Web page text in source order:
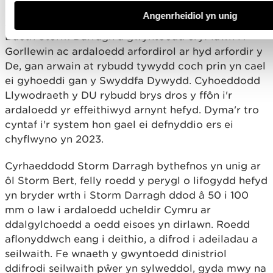
Angenrheidiol yn unig
Storm Darragh, 6 i 7 Rhagfyr 2024
Daeth Storm Darragh â gwyntoedd cryf iawn i’r
Gorllewin ac ardaloedd arfordirol ar hyd arfordir y
De, gan arwain at rybudd tywydd coch prin yn cael
ei gyhoeddi gan y Swyddfa Dywydd. Cyhoeddodd
Llywodraeth y DU rybudd brys dros y ffôn i'r
ardaloedd yr effeithiwyd arnynt hefyd. Dyma'r tro
cyntaf i'r system hon gael ei defnyddio ers ei
chyflwyno yn 2023.
Cyrhaeddodd Storm Darragh bythefnos yn unig ar
ôl Storm Bert, felly roedd y perygl o lifogydd hefyd
yn bryder wrth i Storm Darragh ddod â 50 i 100
mm o law i ardaloedd ucheldir Cymru ar
ddalgylchoedd a oedd eisoes yn dirlawn. Roedd
aflonyddwch eang i deithio, a difrod i adeiladau a
seilwaith. Fe wnaeth y gwyntoedd dinistriol
ddifrodi seilwaith pŵer yn sylweddol, gyda mwy na